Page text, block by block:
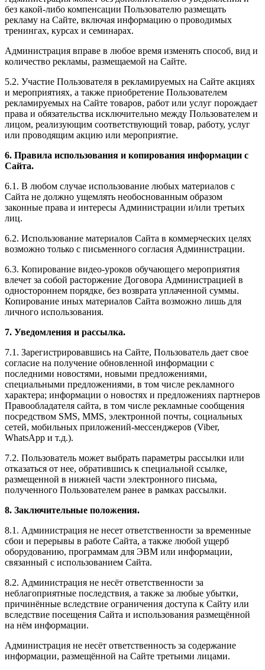
без какой-либо компенсации Пользователю размещать
рекламу на Сайте, включая информацию о проводимых
тренингах, курсах и семинарах.
Администрация вправе в любое время изменять способ, вид и
количество рекламы, размещаемой на Сайте.
5.2. Участие Пользователя в рекламируемых на Сайте акциях
и мероприятиях, а также приобретение Пользователем
рекламируемых на Сайте товаров, работ или услуг порождает
права и обязательства исключительно между Пользователем и
лицом, реализующим соответствующий товар, работу, услуг
или проводящим акцию или мероприятие.
6. Правила использования и копирования информации с
Сайта.
6.1. В любом случае использование любых материалов с
Сайта не должно ущемлять необоснованным образом
законные права и интересы Администрации и/или третьих
лиц.
6.2. Использование материалов Сайта в коммерческих целях
возможно только с письменного согласия Администрации.
6.3. Копирование видео-уроков обучающего мероприятия
влечет за собой расторжение Договора Администрацией в
одностороннем порядке, без возврата уплаченной суммы.
Копирование иных материалов Сайта возможно лишь для
личного использования.
7. Уведомления и рассылка.
7.1. Зарегистрировавшись на Сайте, Пользователь дает свое
согласие на получение обновленной информации с
последними новостями, новыми предложениями,
специальными предложениями, в том числе рекламного
характера; информации о новостях и предложениях партнеров
Правообладателя сайта, в том числе рекламные сообщения
посредством SMS, MMS, электронной почты, социальных
сетей, мобильных приложений-мессенджеров (Viber,
WhatsApp и т.д.).
7.2. Пользователь может выбрать параметры рассылки или
отказаться от нее, обратившись к специальной ссылке,
размещенной в нижней части электронного письма,
полученного Пользователем ранее в рамках рассылки.
8. Заключительные положения.
8.1. Администрация не несет ответственности за временные
сбои и перерывы в работе Сайта, а также любой ущерб
оборудованию, программам для ЭВМ или информации,
связанный с использованием Сайта.
8.2. Администрация не несёт ответственности за
неблагоприятные последствия, а также за любые убытки,
причинённые вследствие ограничения доступа к Сайту или
вследствие посещения Сайта и использования размещённой
на нём информации.
Администрация не несёт ответственность за содержание
информации, размещённой на Сайте третьими лицами.